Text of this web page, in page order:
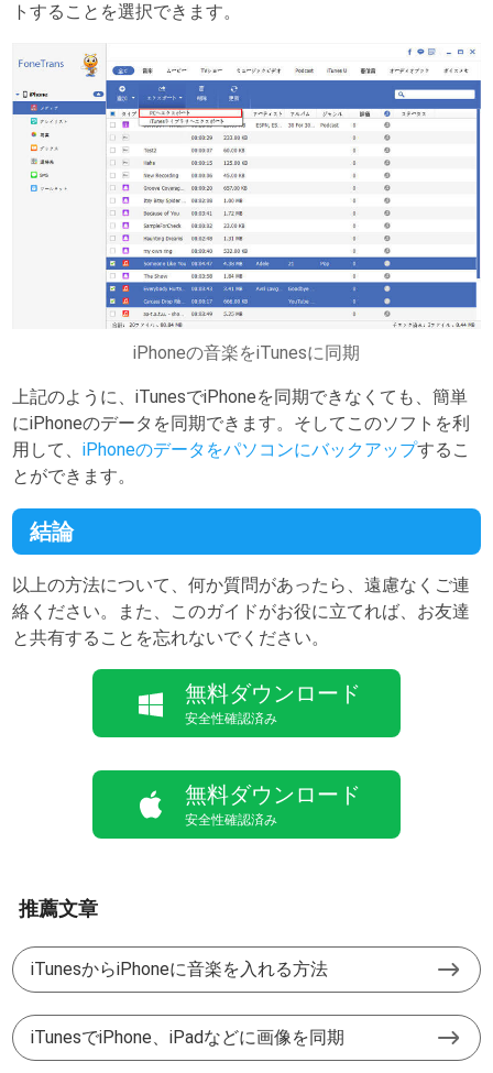
トすることを選択できます。
iPhoneの音楽をiTunesに同期
上記のように、iTunesでiPhoneを同期できなくても、簡単
にiPhoneのデータを同期できます。そしてこのソフトを利
用して、iPhoneのデータをパソコンにバックアップするこ
とができます。
結論
以上の方法について、何か質問があったら、遠慮なくご連
絡ください。また、このガイドがお役に立てれば、お友達
と共有することを忘れないでください。
無料ダウンロード
安全性確認済み
無料ダウンロード
安全性確認済み
推薦文章
iTunesからiPhoneに音楽を入れる方法
iTunesでiPhone、iPadなどに画像を同期